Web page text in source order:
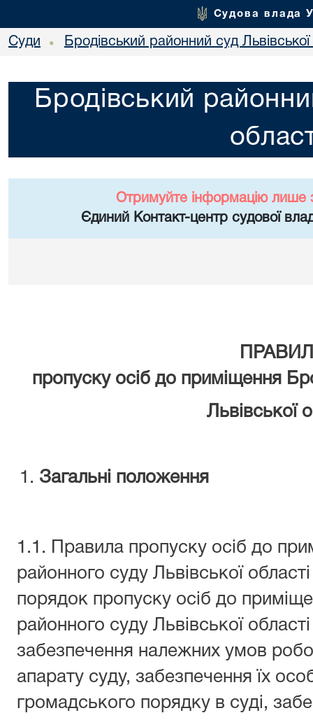
Судова влада
Суди • Бродівський районний суд Львівської
Бродівський
Отримуйте інформацію лише
Єдиний Контакт-центр судової
пропуску осіб до приміщення
Львівської
Загальні положення
1.1. Правила пропуску осіб до
районного суду Львівської
порядок пропуску осіб до
районного суду Львівської
забезпечення належних умов
апарату суду, забезпечення їх
громадського порядку в суді,